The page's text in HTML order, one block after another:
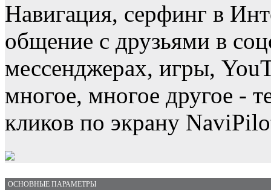
Навигация, серфинг в
общение с друзьями в
мессенджерах, игры,
многое, многое другое -
кликов по экрану
ОСНОВНЫЕ ПАРАМЕТРЫ